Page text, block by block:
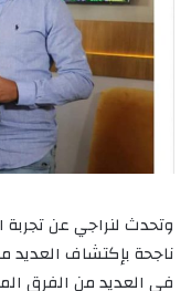
وتحدث لنراجي عن تجربة
ناجحة بإكتشاف العديد
في العديد من الفرق